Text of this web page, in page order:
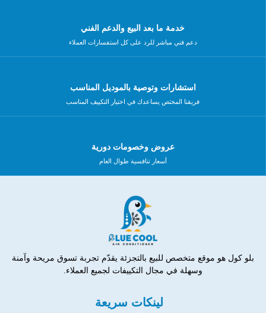
خدمة ما بعد البيع والدعم الفني
دعم فني مباشر للرد على كل استفسارات العملاء
استشارات وتوصية بالموديل المناسب
فريقنا المختص يساعدك في اختيار التكييف المناسب
عروض وخصومات دورية
أسعار تنافسية طوال العام
بلو كول هو موقع متخصص للبيع بالتجزئة يقدّم تجربة تسوق مريحة وآمنة
وسهلة في مجال التكييفات لجميع العملاء.
لينكات سريعة